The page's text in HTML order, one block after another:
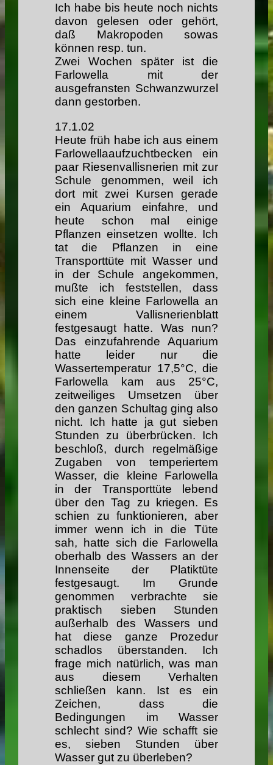
Ich habe bis heute noch nichts
davon gelesen oder gehört,
daß Makropoden sowas
können resp. tun.
Zwei Wochen später ist die
Farlowella mit der
ausgefransten Schwanzwurzel
dann gestorben.
17.1.02
Heute früh habe ich aus einem
Farlowellaaufzuchtbecken ein
paar Riesenvallisnerien mit zur
Schule genommen, weil ich
dort mit zwei Kursen gerade
ein Aquarium einfahre, und
heute schon mal einige
Pflanzen einsetzen wollte. Ich
tat die Pflanzen in eine
Transporttüte mit Wasser und
in der Schule angekommen,
mußte ich feststellen, dass
sich eine kleine Farlowella an
einem Vallisnerienblatt
festgesaugt hatte. Was nun?
Das einzufahrende Aquarium
hatte leider nur die
Wassertemperatur 17,5°C, die
Farlowella kam aus 25°C,
zeitweiliges Umsetzen über
den ganzen Schultag ging also
nicht. Ich hatte ja gut sieben
Stunden zu überbrücken. Ich
beschloß, durch regelmäßige
Zugaben von temperiertem
Wasser, die kleine Farlowella
in der Transporttüte lebend
über den Tag zu kriegen. Es
schien zu funktionieren, aber
immer wenn ich in die Tüte
sah, hatte sich die Farlowella
oberhalb des Wassers an der
Innenseite der Platiktüte
festgesaugt. Im Grunde
genommen verbrachte sie
praktisch sieben Stunden
außerhalb des Wassers und
hat diese ganze Prozedur
schadlos überstanden. Ich
frage mich natürlich, was man
aus diesem Verhalten
schließen kann. Ist es ein
Zeichen, dass die
Bedingungen im Wasser
schlecht sind? Wie schafft sie
es, sieben Stunden über
Wasser gut zu überleben?